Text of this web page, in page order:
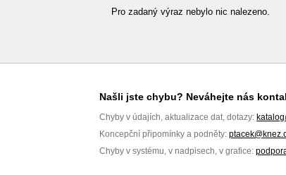
Pro zadaný výraz nebylo nic nalezeno.
Našli jste chybu? Neváhejte nás
Chyby v údajích, aktualizace dat, dotazy:
Koncepční připomínky a podněty:
Chyby v systému, v nadpisech, v grafice: